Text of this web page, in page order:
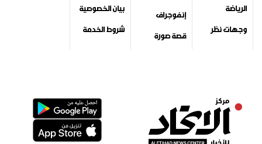
الرياضة
وجهات نظر
إنفوجراف
قصة صورة
بيان الخصوصية
شروط الخدمة